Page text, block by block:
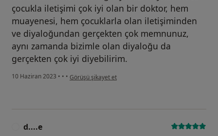
çocukla iletişimi çok iyi olan bir doktor, hem
muayenesi, hem çocuklarla olan iletişiminden
ve diyaloğundan gerçekten çok memnunuz,
aynı zamanda bizimle olan diyaloğu da
gerçekten çok iyi diyebilirim.
10 Haziran 2023 • • • kullanıcının görüşüne göre g....y
Görüşü şikayet et
d....e